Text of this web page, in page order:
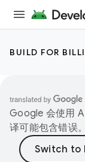
BUILD FOR
Google 会使用
译可能包含错误。